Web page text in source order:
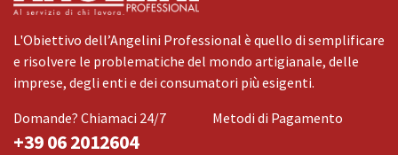
L'Obiettivo dell’Angelini Professional è quello di semplificare
e risolvere le problematiche del mondo artigianale, delle
imprese, degli enti e dei consumatori più esigenti.
Domande? Chiamaci 24/7
+39 06 2012604
Metodi di Pagamento